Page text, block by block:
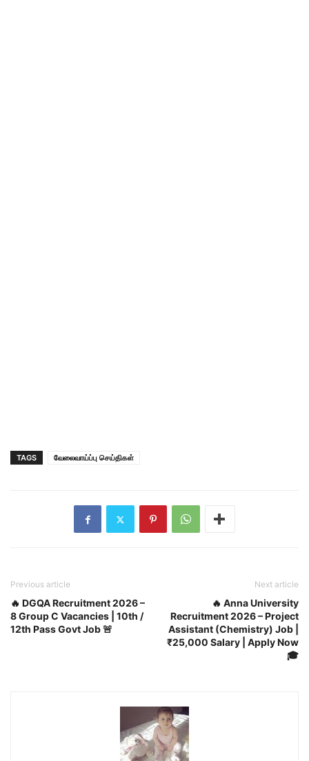
TAGS வேலைவாய்ப்பு செய்திகள்
Previous article
🔥 DGQA Recruitment 2026 –
8 Group C Vacancies | 10th /
12th Pass Govt Job 🚨
Next article
🔥 Anna University
Recruitment 2026 – Project
Assistant (Chemistry) Job |
₹25,000 Salary | Apply Now
🎓